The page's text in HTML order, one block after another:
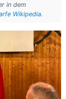
in dem
Wikipedia.